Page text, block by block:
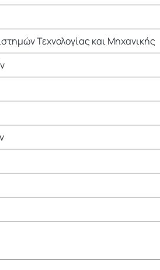
Τεχνολογίας και Μηχανικής